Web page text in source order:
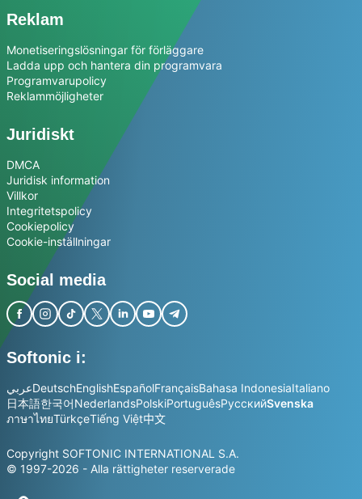
Reklam
Monetiseringslösningar för förläggare
Ladda upp och hantera din programvara
Programvarupolicy
Reklammöjligheter
Juridiskt
DMCA
Juridisk information
Villkor
Integritetspolicy
Cookiepolicy
Cookie-inställningar
Social media
Softonic i:
عربيDeutschEnglishEspañolFrançaisBahasa IndonesiaItaliano
日本語한국어NederlandsPolskiPortuguêsРусскийSvenska
ภาษาไทยTürkçeTiếng Việt中文
Copyright SOFTONIC INTERNATIONAL S.A.
© 1997-2026 - Alla rättigheter reserverade